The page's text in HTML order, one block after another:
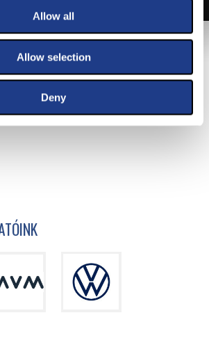
Allow all
Allow selection
Deny